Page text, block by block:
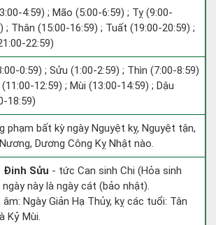
4:59) ; Mão (5:00-6:59) ; Tỵ (9:00-
; Thân (15:00-16:59) ; Tuất (19:00-20:59) ;
22:59)
0:59) ; Sửu (1:00-2:59) ; Thìn (7:00-8:59)
12:59) ; Mùi (13:00-14:59) ; Dậu
18:59)
phạm bất kỳ ngày Nguyệt kỵ, Nguyệt tận,
Dương Công Kỵ Nhật nào.
Đinh Sửu - tức Can sinh Chi (Hỏa sinh
ngày này là ngày cát (bảo nhật).
âm: Ngày Giản Hạ Thủy, kỵ các tuổi: Tân
Kỷ Mùi.